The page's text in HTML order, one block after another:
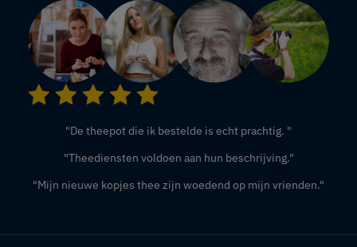
"De theepot die ik bestelde is echt prachtig. "
"Theediensten voldoen aan hun beschrijving."
"Mijn nieuwe kopjes thee zijn woedend op mijn vrienden."